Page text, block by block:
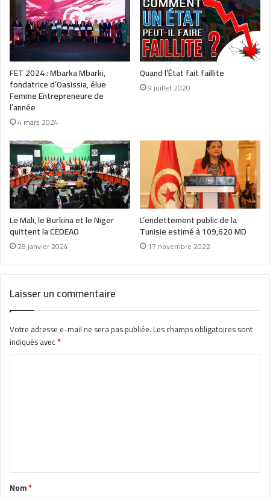
FET 2024 : Mbarka Mbarki,
fondatrice d’Oasissia, élue
Femme Entrepreneure de
l’année
4 mars 2024
Quand l’État fait faillite
9 juillet 2020
Le Mali, le Burkina et le Niger
quittent la CEDEAO
28 janvier 2024
L’endettement public de la
Tunisie estimé à 109,620 MD
17 novembre 2022
Laisser un commentaire
Votre adresse e-mail ne sera pas publiée.Les champs obligatoires sont
indiqués avec*
t
a
Nom*